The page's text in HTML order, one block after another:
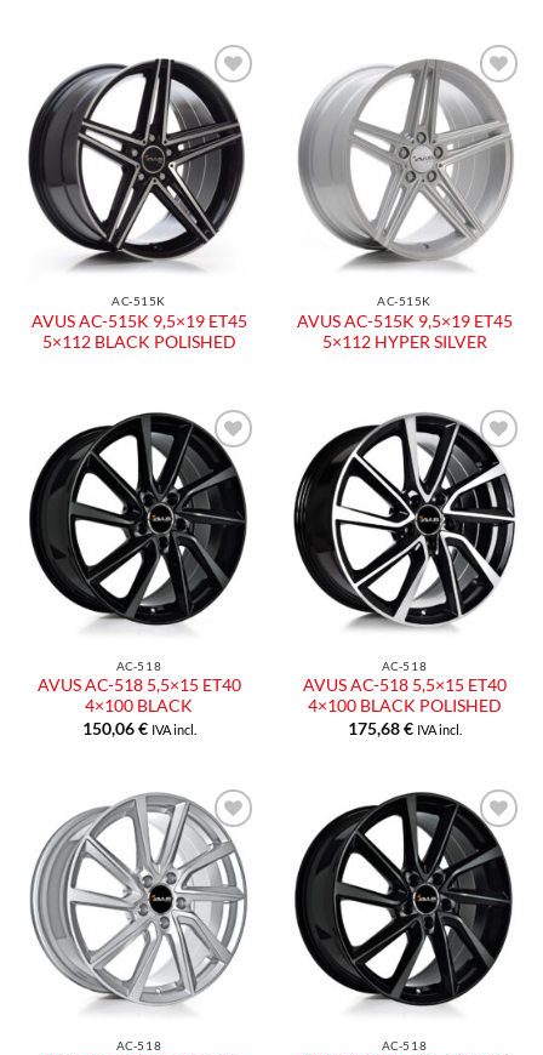
Aggiungi
alla lista
dei
desideri
AC-515K
AVUS AC-515K 9,5×19 ET45
5×112 BLACK POLISHED
Aggiungi
alla lista
dei
desideri
AC-515K
AVUS AC-515K 9,5×19 ET45
5×112 HYPER SILVER
Aggiungi
alla lista
dei
desideri
AC-518
AVUS AC-518 5,5×15 ET40
4×100 BLACK
150,06€ IVA incl.
Aggiungi
alla lista
dei
desideri
AC-518
AVUS AC-518 5,5×15 ET40
4×100 BLACK POLISHED
175,68€ IVA incl.
Aggiungi
alla lista
dei
desideri
AC-518
Aggiungi
alla lista
dei
desideri
AC-518